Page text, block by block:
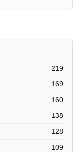
219
169
160
138
128
109